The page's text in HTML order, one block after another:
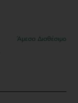
Άμεσα Διαθέσιμο